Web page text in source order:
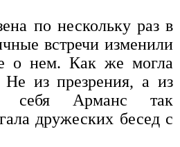
по нескольку раз в
встречи изменили
о нем. Как же могла
Не из презрения, а из
себя Арманс так
дружеских бесед с